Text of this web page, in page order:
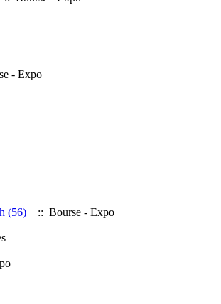
- Expo
(56)
:: Bourse - Expo